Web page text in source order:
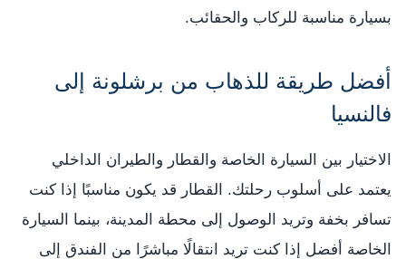
بسيارة مناسبة للركاب والحقائب.
أفضل طريقة للذهاب من برشلونة إلى
فالنسيا
الاختيار بين السيارة الخاصة والقطار والطيران الداخلي
يعتمد على أسلوب رحلتك. القطار قد يكون مناسبًا إذا كنت
تسافر بخفة وتريد الوصول إلى محطة المدينة، بينما السيارة
الخاصة أفضل إذا كنت تريد انتقالًا مباشرًا من الفندق إلى